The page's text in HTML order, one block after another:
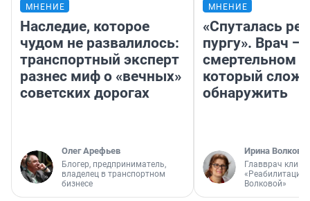
МНЕНИЕ
Наследие, которое
чудом не развалилось:
транспортный эксперт
разнес миф о «вечных»
советских дорогах
Олег Арефьев
Блогер, предприниматель,
владелец в транспортном
бизнесе
МНЕНИЕ
«Спуталась
пургу». Врач —
смертельном
который
обнаружить
Ирина Волкова
Главврач
«Реабилитация
Волковой»